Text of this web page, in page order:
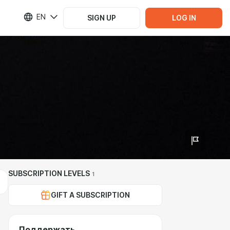
EN SIGN UP LOG IN
SUBSCRIPTION LEVELS 1
GIFT A SUBSCRIPTION